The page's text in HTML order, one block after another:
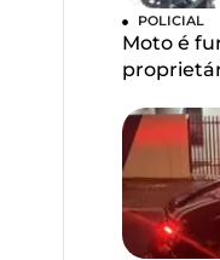
POLICIAL
Moto é